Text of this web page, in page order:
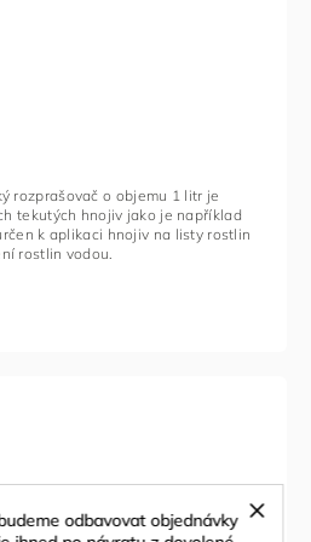
odbavovat objednávky
rozprašovač o objemu 1 litr je
tekutých hnojiv jako je například
k aplikaci hnojiv na listy rostlin
rostlin vodou.